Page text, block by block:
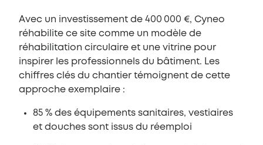
Avec un investissement de 400 000 €, Cyneo
réhabilite ce site comme un modèle de
réhabilitation circulaire et une vitrine pour
inspirer les professionnels du bâtiment. Les
chiffres clés du chantier témoignent de cette
approche exemplaire :
85 % des équipements sanitaires, vestiaires
et douches sont issus du réemploi